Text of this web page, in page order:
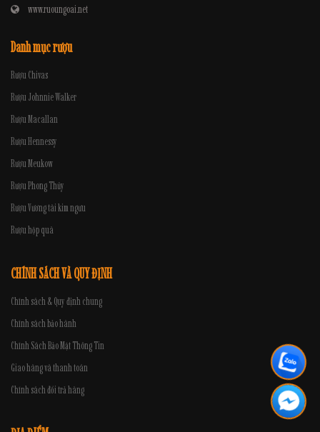
www.ruoungoai.net
Danh mục rượu
Rượu Chivas
Rượu Johnnie Walker
Rượu Macallan
Rượu Hennessy
Rượu Meukow
Rượu Phong Thủy
Rượu Vương tài kim ngưu
Rượu hộp quà
CHÍNH SÁCH VÀ QUY ĐỊNH
Chính sách & Quy định chung
Chính sách bảo hành
Chính Sách Bảo Mật Thông Tin
Giao hàng và thanh toán
Chính sách đổi trả hàng